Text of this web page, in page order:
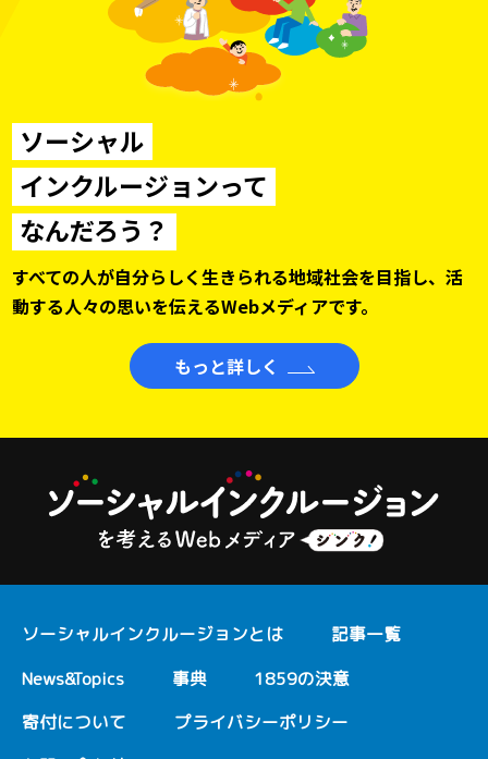
ソーシャル
インクルージョンって
なんだろう？
すべての人が自分らしく生きられる地域社会を目指し、活
動する人々の思いを伝えるWebメディアです。
もっと詳しく
ソーシャルインクルージョンとは
記事一覧
News&Topics
事典
1859の決意
寄付について
プライバシーポリシー